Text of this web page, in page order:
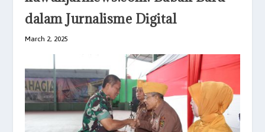
dalam Jurnalisme Digital
March 2, 2025